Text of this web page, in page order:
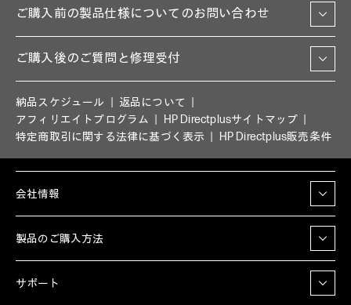
ご購入前の製品仕様についてのお問い合わせ
ご購入後のご質問と修理受付
納品スケジュール
返品について
アフィリエイトプログラム
HP Directplusサイトマップ
特定商取引に関する法律に基づく表示
HP Directplus販売条件
会社情報
製品のご購入方法
サポート